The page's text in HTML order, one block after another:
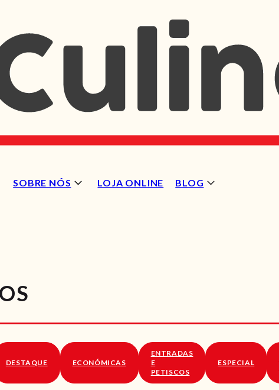
SOBRE NÓS LOJA ONLINE BLOG
SOBRE NÓS
DESTAQUE ECONÓMICAS
ENTRADAS
E
PETISCOS
ESPECIAL